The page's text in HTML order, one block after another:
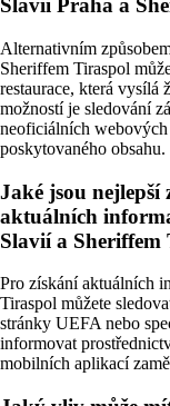
Slavií Praha a
Alternativním
Sheriffem Tiraspol
restaurace, která vysílá
možností je sledování
neoficiálních webových
poskytovaného obsahu.
Jaké jsou nejlepší
aktuálních
Slavií a Sheriffem
Pro získání aktuálních
Tiraspol můžete
stránky UEFA nebo
informovat
mobilních aplikací